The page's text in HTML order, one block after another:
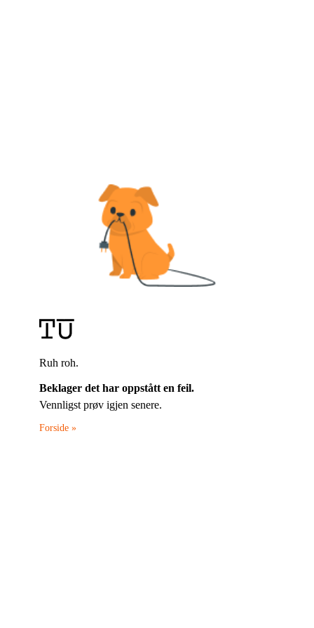
Ruh roh.
Beklager det har oppstått en feil.
Vennligst prøv igjen senere.
Forside »